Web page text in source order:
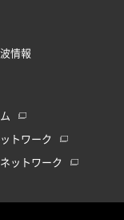
情報
トワーク
ットワーク